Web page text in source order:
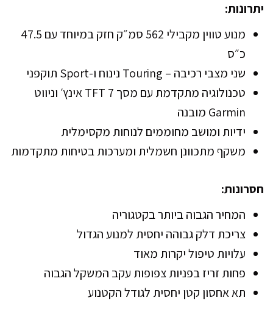
יתרונות:
מנוע טווין מקבילי 562 סמ״ק חזק במיוחד עם 47.5
כ״ס
שני מצבי רכיבה – Touring נינוח ו-Sport תוקפני
טכנולוגיה מתקדמת עם מסך TFT 7 אינץ׳ וניווט
Garmin מובנה
ידיות ומושב מחוממים לנוחות מקסימלית
משקף מתכוונן חשמלית ומערכות בטיחות מתקדמות
חסרונות:
המחיר הגבוה ביותר בקטגוריה
צריכת דלק גבוהה יחסית למנוע הגדול
עלויות טיפול יקרות מאוד
פחות זריז בפניות צפופות עקב המשקל הגבוה
תא אחסון קטן יחסית לגודל הקטנוע